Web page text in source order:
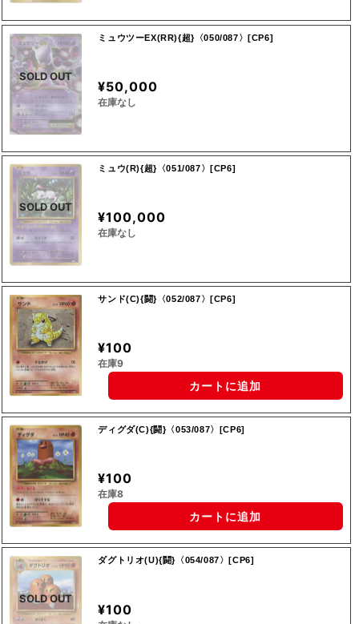
SOLD OUT
ミュウツーEX(RR){超}〈050/087〉[CP6]
¥50,000
在庫なし
SOLD OUT
ミュウ(R){超}〈051/087〉[CP6]
¥100,000
在庫なし
サンド(C){闘}〈052/087〉[CP6]
¥100
在庫9
カートに追加
ディグダ(C){闘}〈053/087〉[CP6]
¥100
在庫8
カートに追加
SOLD OUT
ダグトリオ(U){闘}〈054/087〉[CP6]
¥100